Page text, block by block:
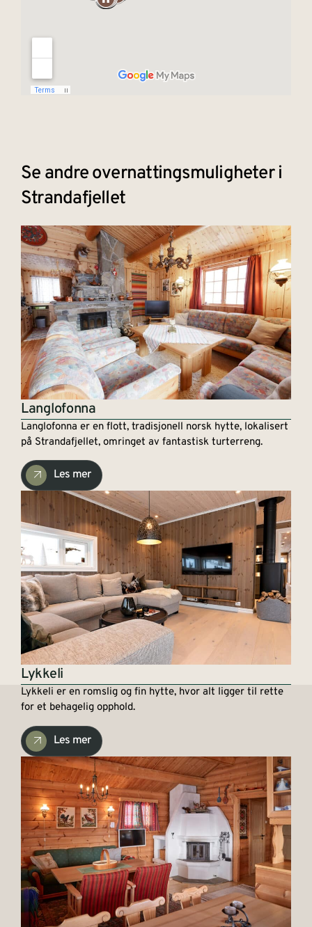
Se andre overnattingsmuligheter i
Strandafjellet
Langlofonna
Langlofonna er en flott, tradisjonell norsk hytte, lokalisert
på Strandafjellet, omringet av fantastisk turterreng.
Les mer
Lykkeli
Lykkeli er en romslig og fin hytte, hvor alt ligger til rette
for et behagelig opphold.
Les mer